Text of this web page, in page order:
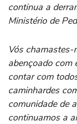
continua a
Ministério de
Vós
abençoado com
contar com
caminhardes
comunidade de
continuamos a